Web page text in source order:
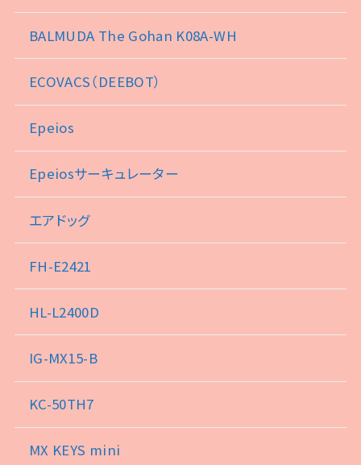
BALMUDA The Gohan K08A-WH
ECOVACS（DEEBOT）
Epeios
Epeiosサーキュレーター
エアドッグ
FH-E2421
HL-L2400D
IG-MX15-B
KC-50TH7
MX KEYS mini